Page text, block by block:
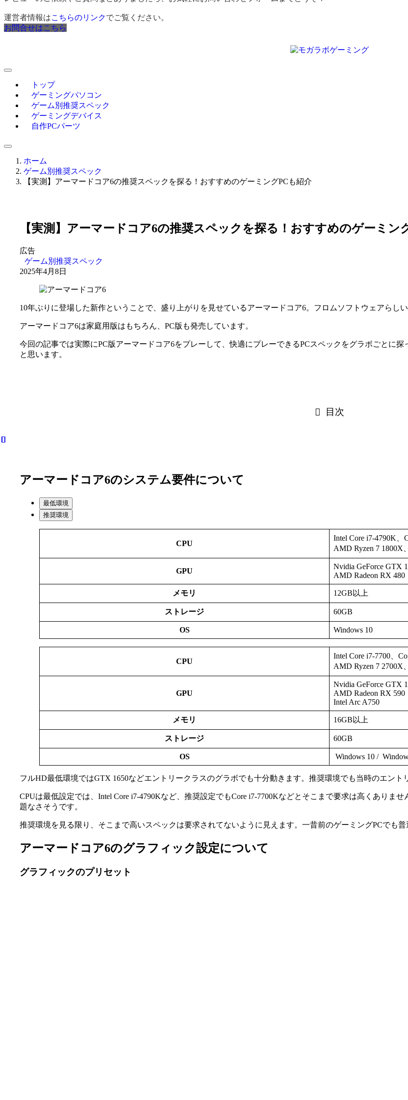
運営者情報はこちらのリンクでご覧ください。
お問合せはこちら
トップ
ゲーミングパソコン
ゲーム別推奨スペック
ゲーミングデバイス
自作PCパーツ
ホーム
ゲーム別推奨スペック
【実測】アーマードコア6の推奨スペックを探る！おすすめのゲーミングPCも紹介
【実測】アーマードコア6の推奨スペックを探る！おすすめのゲーミン
広告
ゲーム別推奨スペック
2025年4月8日
10年ぶりに登場した新作ということで、盛り上がりを見せているアーマードコア6。フロムソフトウェアらし
アーマードコア6は家庭用版はもちろん、PC版も発売しています。
今回の記事では実際にPC版アーマードコア6をプレーして、快適にプレーできるPCスペックをグラボごとに
と思います。
目次
アーマードコア6のシステム要件について
最低環境
推奨環境
CPU
Intel Core i7-4790K、
AMD Ryzen 7 1800X
GPU
Nvidia GeForce GTX
AMD Radeon RX 480
メモリ 12GB以上
ストレージ 60GB
OS Windows 10
CPU
Intel Core i7-7700、
AMD Ryzen 7 2700X
GPU
Nvidia GeForce GTX
AMD Radeon RX 590
Intel Arc A750
メモリ 16GB以上
ストレージ 60GB
OS Windows 10 /
フルHD最低環境ではGTX 1650などエントリークラスのグラボでも十分動きます。推奨環境でも当時のエント
CPUは最低設定では、Intel Core i7-4790Kなど、推奨設定でもCore i7-7700Kなどとそこまで要求は高くありま
題なさそうです。
推奨環境を見る限り、そこまで高いスペックは要求されてないように見えます。一昔前のゲーミングPCでも普
アーマードコア6のグラフィック設定について
グラフィックのプリセット